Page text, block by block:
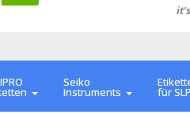
it's
Seiko
Instruments für SLP